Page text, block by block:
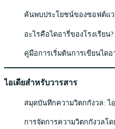
ค้นพบประโยชน์ของซอฟต์แ
อะไรคือไดอารี่ของโรงเรียน?
คู่มือการเริ่มต้นการเขียนได
ไอเดียสำหรับวารสาร
สมุดบันทึกความวิตกกังวล: ไ
การจัดการความวิตกกังวลโ